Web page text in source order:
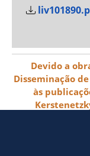
Devido a
Disseminação
às